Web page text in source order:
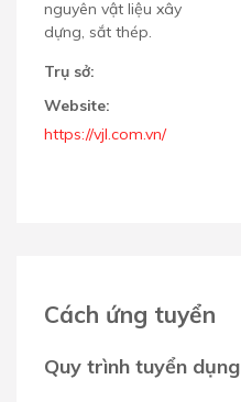
nguyên vật liệu xây
dựng, sắt thép.
Trụ sở:
Website:
https://vjl.com.vn/
Cách ứng tuyển
Quy trình tuyển dụng